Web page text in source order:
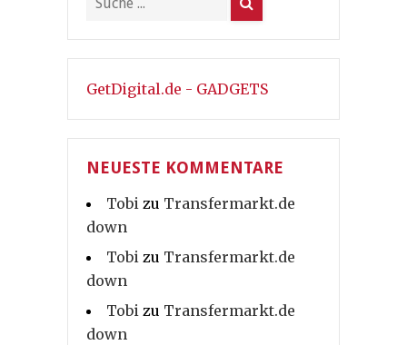
GetDigital.de - GADGETS
NEUESTE KOMMENTARE
Tobi zu Transfermarkt.de
down
Tobi zu Transfermarkt.de
down
Tobi zu Transfermarkt.de
down